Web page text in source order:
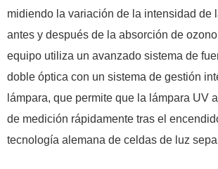
midiendo la variación de la intensidad de
antes y después de la absorción de ozono
equipo utiliza un avanzado sistema de
doble óptica con un sistema de gestión
lámpara, que permite que la lámpara UV
de medición rápidamente tras el
tecnología alemana de celdas de luz